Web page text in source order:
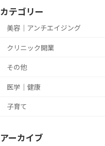
カテゴリー
美容｜アンチエイジング
クリニック開業
その他
医学｜健康
子育て
アーカイブ